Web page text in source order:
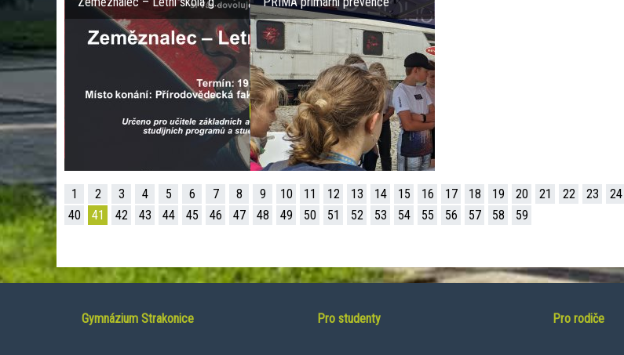
1 2 3 4 5 6 7 8 9 10 11 12 13 14 15 16 17 18 19 20 21 22 23 24
40
41 42 43 44 45 46 47 48 49 50 51 52 53 54 55 56 57 58 59
Gymnázium Strakonice Pro studenty Pro rodiče